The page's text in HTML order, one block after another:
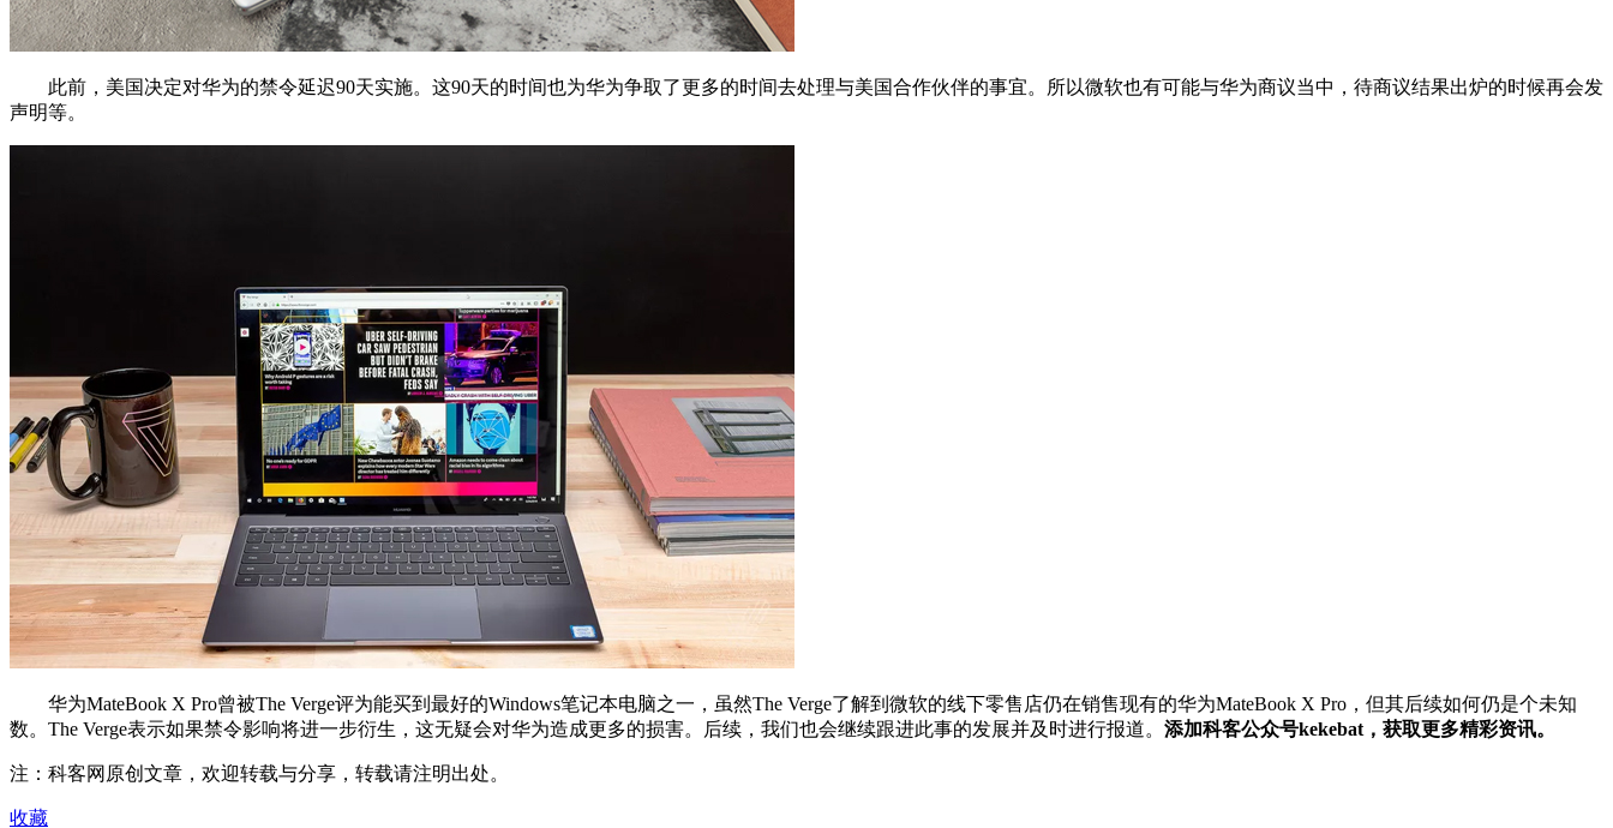
此前，美国决定对华为的禁令延迟90天实施。这90天的时间也为华为争取了更多的时间去处理与美国合作伙伴的事宜。所以微软也有可能与华为商议当中，待商议结果出炉的时候再会发
声明等。
华为MateBook X Pro曾被The Verge评为能买到最好的Windows笔记本电脑之一，虽然The Verge了解到微软的线下零售店仍在销售现有的华为MateBook X Pro，但其后续如何仍是个未知
数。The Verge表示如果禁令影响将进一步衍生，这无疑会对华为造成更多的损害。后续，我们也会继续跟进此事的发展并及时进行报道。 添加科客公众号kekebat，获取更多精彩资讯。
注：科客网原创文章，欢迎转载与分享，转载请注明出处。
收藏